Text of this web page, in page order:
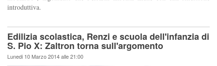
introduttiva.
Edilizia scolastica, Renzi e scuola dell'infanzia di
S. Pio X: Zaltron torna sull'argomento
Lunedi 10 Marzo 2014 alle 21:00